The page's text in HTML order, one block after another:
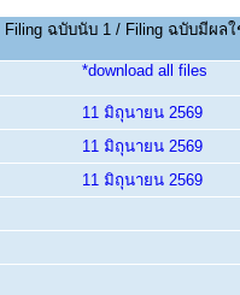
Filing ฉบับนับ 1 / Filing ฉบับมีผล
*download all files
11 มิถุนายน 2569
11 มิถุนายน 2569
11 มิถุนายน 2569